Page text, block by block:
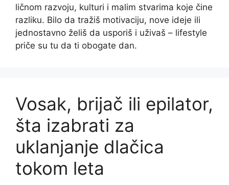
ličnom razvoju, kulturi i malim stvarima koje čine
razliku. Bilo da tražiš motivaciju, nove ideje ili
jednostavno želiš da usporiš i uživaš – lifestyle
priče su tu da ti obogate dan.
Vosak, brijač ili epilator,
šta izabrati za
uklanjanje dlačica
tokom leta